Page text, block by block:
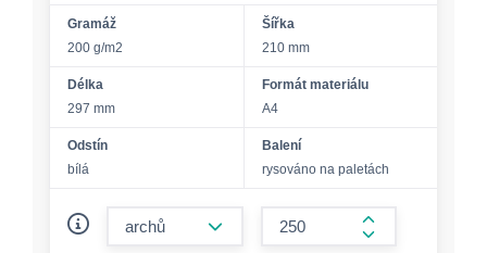
Gramáž
200 g/m2
Šířka
210 mm
Délka
297 mm
Formát materiálu
A4
Odstín
bílá
Balení
rysováno na paletách
form.increase-